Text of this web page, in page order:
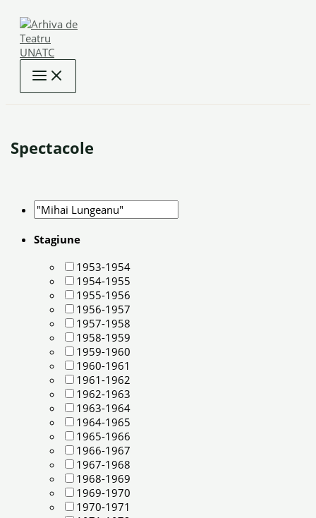
content
Spectacole
Stagiune
1953-1954
1954-1955
1955-1956
1956-1957
1957-1958
1958-1959
1959-1960
1960-1961
1961-1962
1962-1963
1963-1964
1964-1965
1965-1966
1966-1967
1967-1968
1968-1969
1969-1970
1970-1971